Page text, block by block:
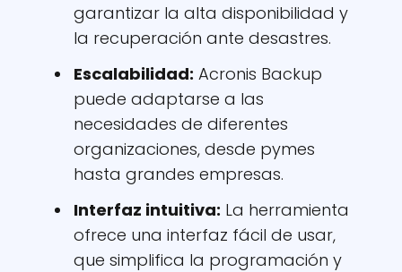
garantizar la alta disponibilidad y
la recuperación ante desastres.
Escalabilidad: Acronis Backup
puede adaptarse a las
necesidades de diferentes
organizaciones, desde pymes
hasta grandes empresas.
Interfaz intuitiva: La herramienta
ofrece una interfaz fácil de usar,
que simplifica la programación y